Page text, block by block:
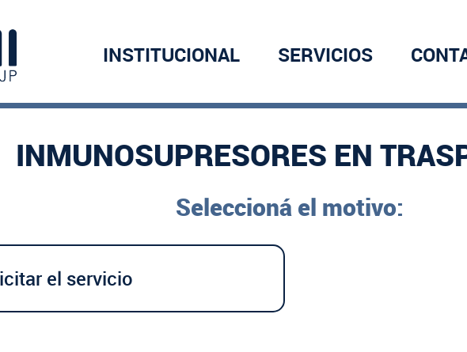
INSTITUCIONAL SERVICIOS
INMUNOSUPRESORES EN
Seleccioná el motivo:
el servicio